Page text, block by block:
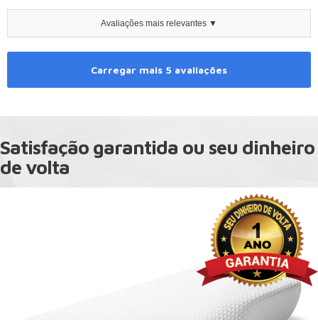
Avaliações mais relevantes ▼
Carregar mais 5 avaliações
Satisfação garantida ou seu dinheiro
de volta